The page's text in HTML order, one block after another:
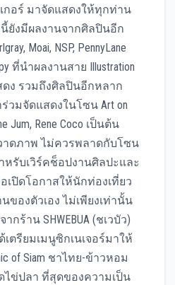
กอร์ มาจัดแสดงให้ทุกท่าน
ยังมีผลงานจากศิลปินอีก
Moai, NSP, PennyLane
ที่นำผลงานสาย Illustration
ดง รวมถึงศิลปินอีกหลาก
มจัดแสดงในโซน Art on
Jum, Rene Coco เป็นต้น
ดภาพ ไม่ควรพลาดกับโซน
ำหรับเวิร์คช็อปงานศิลปะและ
เปิดโอกาสให้นักท่องเที่ยว
ของตัวเอง ไม่เพียงเท่านั้น
ร้าน SHWEBUA (ชเวบัว)
ด้เตรียมเมนูซิกเนเจอร์มาให้
of Siam ชาไทย-ข้าวหอม
ข่ปลา ที่สุดของความเป็น